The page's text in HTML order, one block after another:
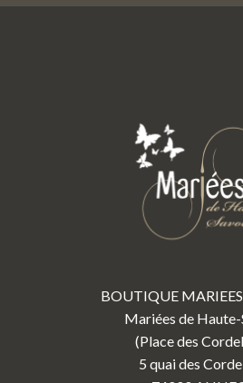
BOUTIQUE
Mariées de
(Place des
5 quai des